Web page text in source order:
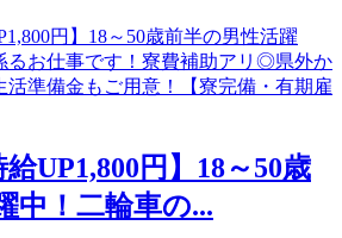
UP1,800円】18～50歳
中！二輪車の...